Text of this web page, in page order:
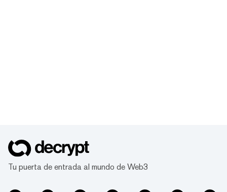
Tu puerta de entrada al mundo de Web3